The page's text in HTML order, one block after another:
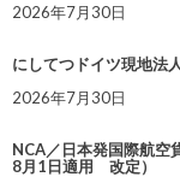
2026年7月30日
にしてつドイツ現地法
2026年7月30日
NCA／日本発国際航空
8月1日適用 改定）